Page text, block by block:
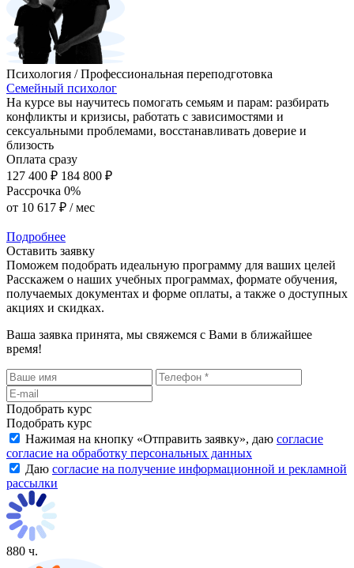
Психология / Профессиональная переподготовка
Семейный психолог
На курсе вы научитесь помогать семьям и парам: разбирать
конфликты и кризисы, работать с зависимостями и
сексуальными проблемами, восстанавливать доверие и
близость
Оплата сразу
127 400 ₽ 184 800 ₽
Рассрочка 0%
от 10 617 ₽ / мес
Подробнее
Оставить заявку
Поможем подобрать идеальную программу для ваших целей
Расскажем о наших учебных программах, формате обучения,
получаемых документах и форме оплаты, а также о доступных
акциях и скидках.
Ваша заявка принята, мы свяжемся с Вами в ближайшее
время!
Подобрать курс
Подобрать курс
Нажимая на кнопку «Отправить заявку», даю согласие
согласие на обработку персональных данных
Даю согласие на получение информационной и рекламной
рассылки
880 ч.